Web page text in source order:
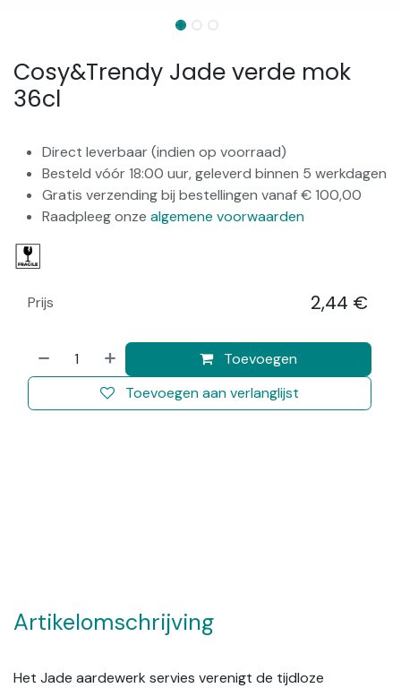
Cosy&Trendy Jade verde mok
36cl
Direct leverbaar (indien op voorraad)
Besteld vóór 18:00 uur, geleverd binnen 5 werkdagen
Gratis verzending bij bestellingen vanaf € 100,00
Raadpleeg onze algemene voorwaarden
Toevoegen
Toevoegen aan verlanglijst
Prijs 2,44 €
Artikelomschrijving
Het Jade aardewerk servies verenigt de tijdloze